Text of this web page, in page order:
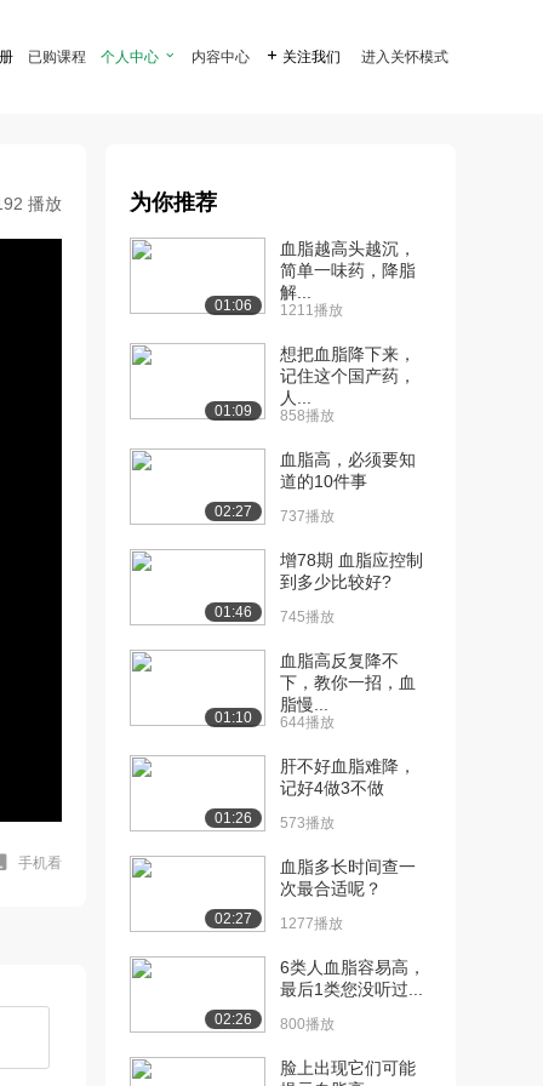
已购课程 个人中心  内容中心  关注我们 进入关怀模式
播放
手机看
为你推荐
01:06
血脂越高头越沉，
简单一味药，降脂
解...
1211播放
01:09
想把血脂降下来，
记住这个国产药，
人...
858播放
02:27
血脂高，必须要知
道的10件事
737播放
01:46
增78期 血脂应控制
到多少比较好?
745播放
01:10
血脂高反复降不
下，教你一招，血
脂慢...
644播放
01:26
肝不好血脂难降，
记好4做3不做
573播放
02:27
血脂多长时间查一
次最合适呢？
1277播放
02:26
6类人血脂容易高，
最后1类您没听过...
800播放
脸上出现它们可能